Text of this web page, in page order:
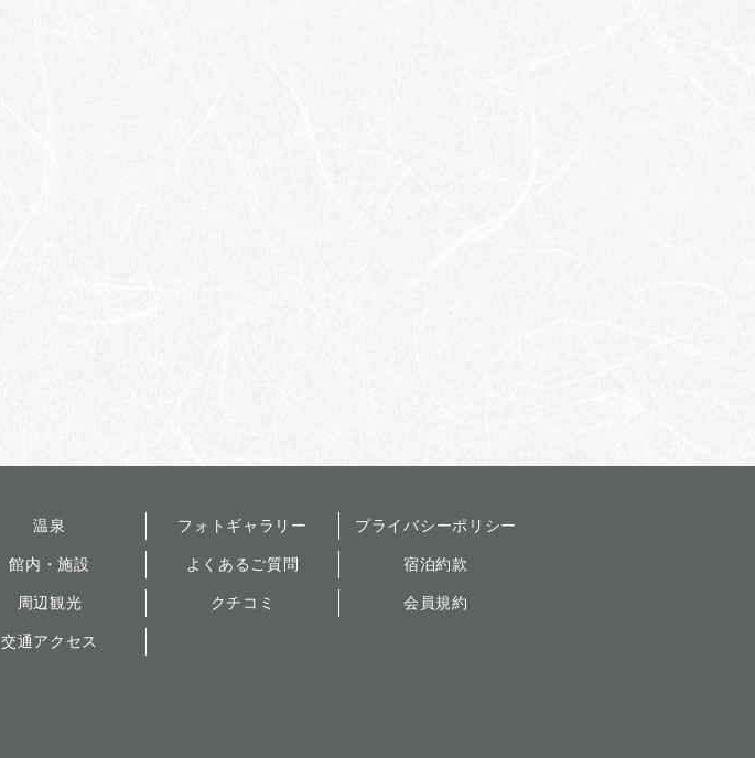
温泉
館内・施設
周辺観光
交通アクセス
フォトギャラリー
よくあるご質問
クチコミ
プライバシーポリシー
宿泊約款
会員規約